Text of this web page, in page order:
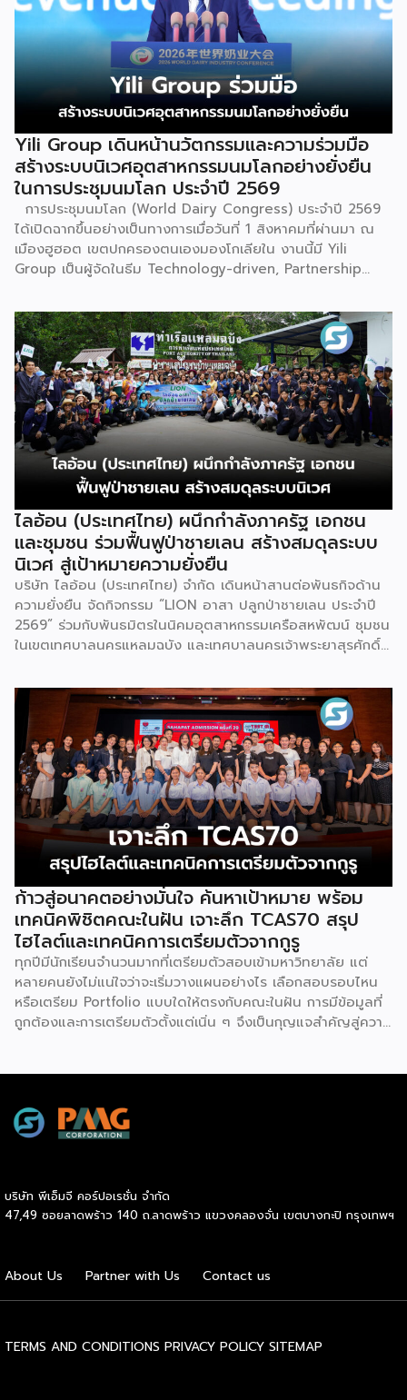
Yili Group เดินหน้านวัตกรรมและความร่วมมือ
สร้างระบบนิเวศอุตสาหกรรมนมโลกอย่างยั่งยืน
ในการประชุมนมโลก ประจำปี 2569
การประชุมนมโลก (World Dairy Congress) ประจำปี 2569
ได้เปิดฉากขึ้นอย่างเป็นทางการเมื่อวันที่ 1 สิงหาคมที่ผ่านมา ณ
เมืองฮูฮอต เขตปกครองตนเองมองโกเลียใน งานนี้มี Yili
Group เป็นผู้จัดในธีม Technology-driven, Partnership
Ecosystem (ขับเคลื่อนด้วยเทคโนโลยี มุ่งกระชับความร่วมมือ
สร้างระบบนิเวศอุตสาหกรรมนมโลกอย่างยั่งยืน) ถือเป็นเวทีระดับ
โลกที่รวบรวมผู้นำจากสมาคมการค้านานาชาติ นักวิชาการ และผู้
บริหารระดับสูงตลอดห่วงโซ่คุณค่าของอุตสาหกรรมนมทั่วโลก
ฮูฮอตขึ้นแท่นเมืองหลวงแห่งอุตสาหกรรมนมโลกอย่างเป็น
ทางการ ในพิธีเปิดการประชุม สหพันธ์วิทยาศาสตร์และ
เทคโนโลยีการอาหารนานาชาติ (IUFoST) ได้มอบป้ายประกาศ
เกียรติคุณและรางวัลที่ระลึก เพื่อรับรองให้เมืองฮูฮอตดำรง
ตำแหน่ง World Dairy Capital หรือเมืองหลวงแห่ง
อุตสาหกรรมนมโลก อย่างเป็นทางการ ดร.ภาวิณี ชินะโชติ
ประธานบริหาร IUFoST กล่าวในพิธีเปิดว่า การมอบตำแหน่งดัง
กล่าวถือเป็นสัญญาณแห่งความสำเร็จที่สะท้อนความมุ่งมั่นทุ่มเท
ของเมืองฮูฮอตในการยกระดับอุตสาหกรรมนม พร้อมกล่าวเสริม
ว่า รางวัลอันทรงเกียรตินี้ยังมุ่งหวังให้เป็นแรงขับเคลื่อนแก่
องค์กรระดับแถวหน้าอย่าง Yili Group […]
ไลอ้อน (ประเทศไทย) ผนึกกำลังภาครัฐ เอกชน
และชุมชน ร่วมฟื้นฟูป่าชายเลน สร้างสมดุลระบบ
นิเวศ สู่เป้าหมายความยั่งยืน
บริษัท ไลอ้อน (ประเทศไทย) จำกัด เดินหน้าสานต่อพันธกิจด้าน
ความยั่งยืน จัดกิจกรรม “LION อาสา ปลูกป่าชายเลน ประจำปี
2569” ร่วมกับพันธมิตรในนิคมอุตสาหกรรมเครือสหพัฒน์ ชุมชน
ในเขตเทศบาลนครแหลมฉบัง และเทศบาลนครเจ้าพระยาสุรศักดิ์
ระบบนิเวศชายฝั่งทะเล เพิ่มพื้นที่สีเขียว และส่งเสริมการมีส่วนร่วม
ของทุกภาคส่วนในการอนุรักษ์ทรัพยากรธรรมชาติอย่างยั่งยืน
กิจกรรมครั้งนี้ได้รับเกียรติจาก นายสันติ ศิริตันหยง รองนายก
เทศมนตรีนครแหลมฉบัง เป็นประธานในพิธีเปิด พร้อมด้วยผู้
บริหารและพนักงานจิตอาสาของบริษัท ไลอ้อน (ประเทศไทย)
จำกัด ผู้แทนบริษัทพันธมิตรในนิคมอุตสาหกรรมเครือสหพัฒน์
หน่วยงานภาครัฐ และตัวแทนชุมชน ร่วมกันปลูกต้นโกงกางและ
พันธุ์ไม้ป่าชายเลน ภายใต้แนวคิด “รวมพลังคนรักษ์โลก ปลูกป่า
ชายเลนให้โลกได้หายใจ” เพื่อฟื้นฟูความอุดมสมบูรณ์ของระบบ
นิเวศชายฝั่ง ซึ่งเป็นแหล่งอนุบาลสัตว์น้ำที่สำคัญ ช่วยป้องกันการ
กัดเซาะชายฝั่ง และเพิ่มศักยภาพในการดูดซับก๊าซ
คาร์บอนไดออกไซด์ อันเป็นส่วนหนึ่งของการบรรเทาผลกระทบ
จากการเปลี่ยนแปลงสภาพภูมิอากาศ สอดคล้องกับเป้าหมายการ
พัฒนาที่ยั่งยืน (Sustainable Development Goals: SDGs)
ขององค์การสหประชาชาติ บริษัท ไลอ้อน (ประเทศไทย) จำกัด
เชื่อมั่นว่าการดำเนินธุรกิจที่ยั่งยืนต้องเติบโตควบคู่กับการดูแล
สังคมและสิ่งแวดล้อม จึงจัดกิจกรรม LION อาสา […]
ก้าวสู่อนาคตอย่างมั่นใจ ค้นหาเป้าหมาย พร้อม
เทคนิคพิชิตคณะในฝัน เจาะลึก TCAS70 สรุป
ไฮไลต์และเทคนิคการเตรียมตัวจากกูรู
ทุกปีมีนักเรียนจำนวนมากที่เตรียมตัวสอบเข้ามหาวิทยาลัย แต่
หลายคนยังไม่แน่ใจว่าจะเริ่มวางแผนอย่างไร เลือกสอบรอบไหน
หรือเตรียม Portfolio แบบใดให้ตรงกับคณะในฝัน การมีข้อมูลที่
ถูกต้องและการเตรียมตัวตั้งแต่เนิ่น ๆ จึงเป็นกุญแจสำคัญสู่ความ
พร้อมให้น้อง ๆ #DEK70 ผ่านการอัปเดตข้อมูลระบบ TCAS70
และเทคนิคการเตรียมตัวจากติวเตอร์ชั้นนำของประเทศ “พี่น็อต
ฝันอย่างเข้มข้น เรื่องสำคัญที่ #DEK70 ต้องรู้ ก่อนลงสนาม
สอบ TCAS70 หนึ่งในไฮไลต์สำคัญของงาน คือการอัปเดต
น็อต SmartMathPro (ดร.ธีระยุทธ บุญมา) […]
บริษัท พีเอ็มจี คอร์ปอเรชั่น จำกัด
47,49 ซอยลาดพร้าว 140 ถ.ลาดพร้าว แขวงคลองจั่น เขตบางกะปิ กรุงเทพฯ
About Us Partner with Us Contact us
TERMS AND CONDITIONS PRIVACY POLICY SITEMAP